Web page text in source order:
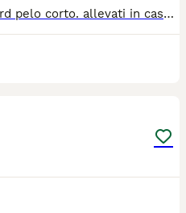
disponibili cuccioli di bassotto standard pelo corto. allevati in casa con tutte le cure e attenzioni. i cuccioli verrano ceduti con ciclo di vaccinazioni completo, sverminazioni, microchip, pedigree, certificato di buona salute e kit puppy. Genitori visibili Allevamento riconosciuto ENCI/FCI